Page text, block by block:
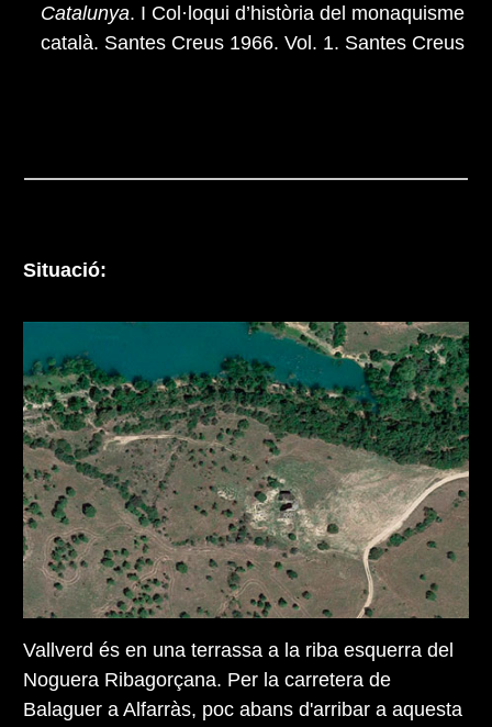
Catalunya. I Col·loqui d’història del monaquisme
català. Santes Creus 1966. Vol. 1. Santes Creus
Situació:
Vallverd és en una terrassa a la riba esquerra del
Noguera Ribagorçana. Per la carretera de
Balaguer a Alfarràs, poc abans d'arribar a aquesta